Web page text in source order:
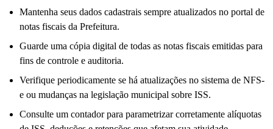
Mantenha seus dados cadastrais sempre atualizados no portal de
notas fiscais da Prefeitura.
Guarde uma cópia digital de todas as notas fiscais emitidas para
fins de controle e auditoria.
Verifique periodicamente se há atualizações no sistema de NFS-
e ou mudanças na legislação municipal sobre ISS.
Consulte um contador para parametrizar corretamente alíquotas